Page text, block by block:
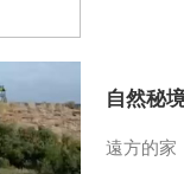
自然秘
遠方的家